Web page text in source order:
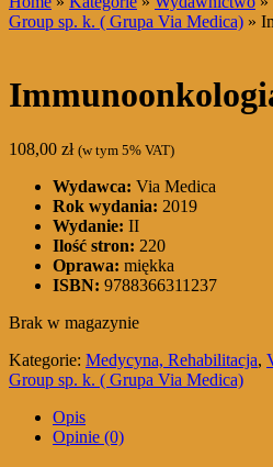
Group sp. k. ( Grupa Via Medica) »
108,00 zł (w tym 5% VAT)
Wydawca: Via Medica
Rok wydania: 2019
Wydanie: II
Ilość stron: 220
Oprawa: miękka
ISBN: 9788366311237
Brak w magazynie
Kategorie: Medycyna, Rehabilitacja,
Group sp. k. ( Grupa Via Medica)
Opis
Opinie (0)